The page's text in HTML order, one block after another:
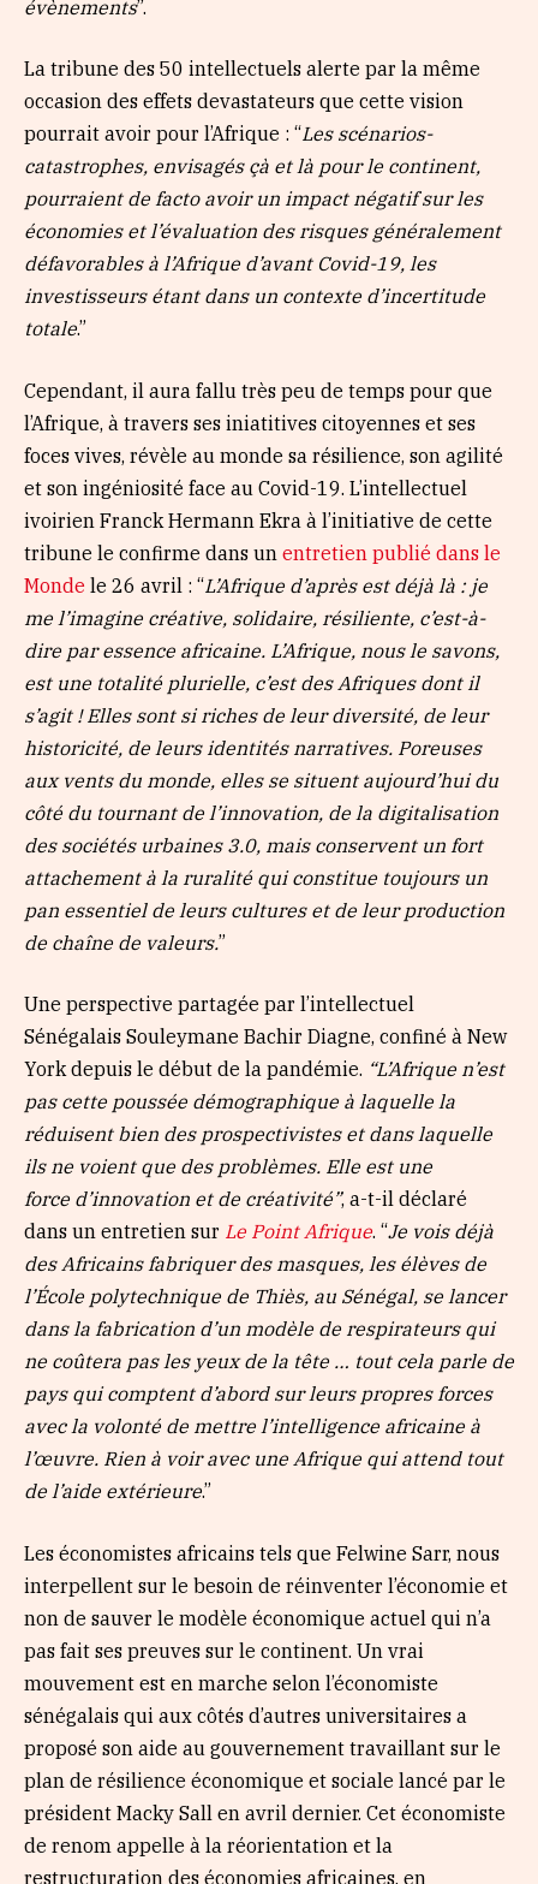
évènements”.
La tribune des 50 intellectuels alerte par la même
occasion des effets devastateurs que cette vision
pourrait avoir pour l’Afrique : “Les scénarios-
catastrophes, envisagés çà et là pour le continent,
pourraient de facto avoir un impact négatif sur les
économies et l’évaluation des risques généralement
défavorables à l’Afrique d’avant Covid-19, les
investisseurs étant dans un contexte d’incertitude
totale.”
Cependant, il aura fallu très peu de temps pour que
l’Afrique, à travers ses iniatitives citoyennes et ses
foces vives, révèle au monde sa résilience, son agilité
et son ingéniosité face au Covid-19. L’intellectuel
ivoirien Franck Hermann Ekra à l’initiative de cette
tribune le confirme dans un entretien publié dans le
Monde le 26 avril : “L’Afrique d’après est déjà là : je
me l’imagine créative, solidaire, résiliente, c’est-à-
dire par essence africaine. L’Afrique, nous le savons,
est une totalité plurielle, c’est des Afriques dont il
s’agit ! Elles sont si riches de leur diversité, de leur
historicité, de leurs identités narratives. Poreuses
aux vents du monde, elles se situent aujourd’hui du
côté du tournant de l’innovation, de la digitalisation
des sociétés urbaines 3.0, mais conservent un fort
attachement à la ruralité qui constitue toujours un
pan essentiel de leurs cultures et de leur production
de chaîne de valeurs.”
Une perspective partagée par l’intellectuel
Sénégalais Souleymane Bachir Diagne, confiné à New
York depuis le début de la pandémie. “L’Afrique n’est
pas cette poussée démographique à laquelle la
réduisent bien des prospectivistes et dans laquelle
ils ne voient que des problèmes. Elle est une
force d’innovation et de créativité”, a-t-il déclaré
dans un entretien sur Le Point Afrique. “Je vois déjà
des Africains fabriquer des masques, les élèves de
l’École polytechnique de Thiès, au Sénégal, se lancer
dans la fabrication d’un modèle de respirateurs qui
ne coûtera pas les yeux de la tête … tout cela parle de
pays qui comptent d’abord sur leurs propres forces
avec la volonté de mettre l’intelligence africaine à
l’œuvre. Rien à voir avec une Afrique qui attend tout
de l’aide extérieure.”
Les économistes africains tels que Felwine Sarr, nous
interpellent sur le besoin de réinventer l’économie et
non de sauver le modèle économique actuel qui n’a
pas fait ses preuves sur le continent. Un vrai
mouvement est en marche selon l’économiste
sénégalais qui aux côtés d’autres universitaires a
proposé son aide au gouvernement travaillant sur le
plan de résilience économique et sociale lancé par le
président Macky Sall en avril dernier. Cet économiste
de renom appelle à la réorientation et la
restructuration des économies africaines, en